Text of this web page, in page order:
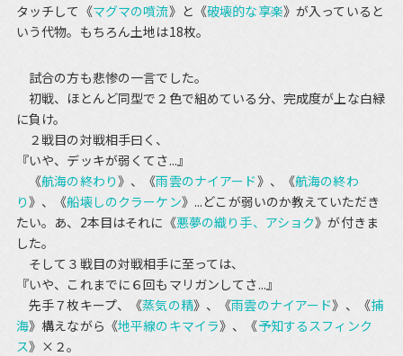
タッチして《マグマの噴流》と《破壊的な享楽》が入っていると
いう代物。もちろん土地は18枚。
試合の方も悲惨の一言でした。
初戦、ほとんど同型で２色で組めている分、完成度が上な白緑
に負け。
２戦目の対戦相手曰く、
『いや、デッキが弱くてさ...』
《航海の終わり》、《雨雲のナイアード》、《航海の終わ
り》、《船壊しのクラーケン》...どこが弱いのか教えていただき
たい。あ、2本目はそれに《悪夢の織り手、アショク》が付きま
した。
そして３戦目の対戦相手に至っては、
『いや、これまでに６回もマリガンしてさ...』
先手７枚キープ、《蒸気の精》、《雨雲のナイアード》、《捕
海》構えながら《地平線のキマイラ》、《予知するスフィンク
ス》×２。